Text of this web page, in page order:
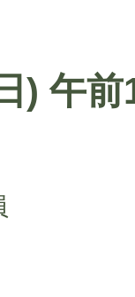
) 午前